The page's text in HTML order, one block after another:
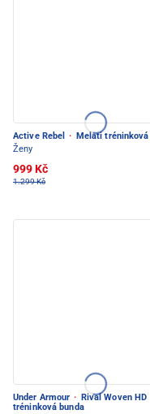
Active Rebel ·
Melati tréninková
Ženy
999 Kč
1.299 Kč
Under Armour ·
Rival Woven HD
tréninková bunda